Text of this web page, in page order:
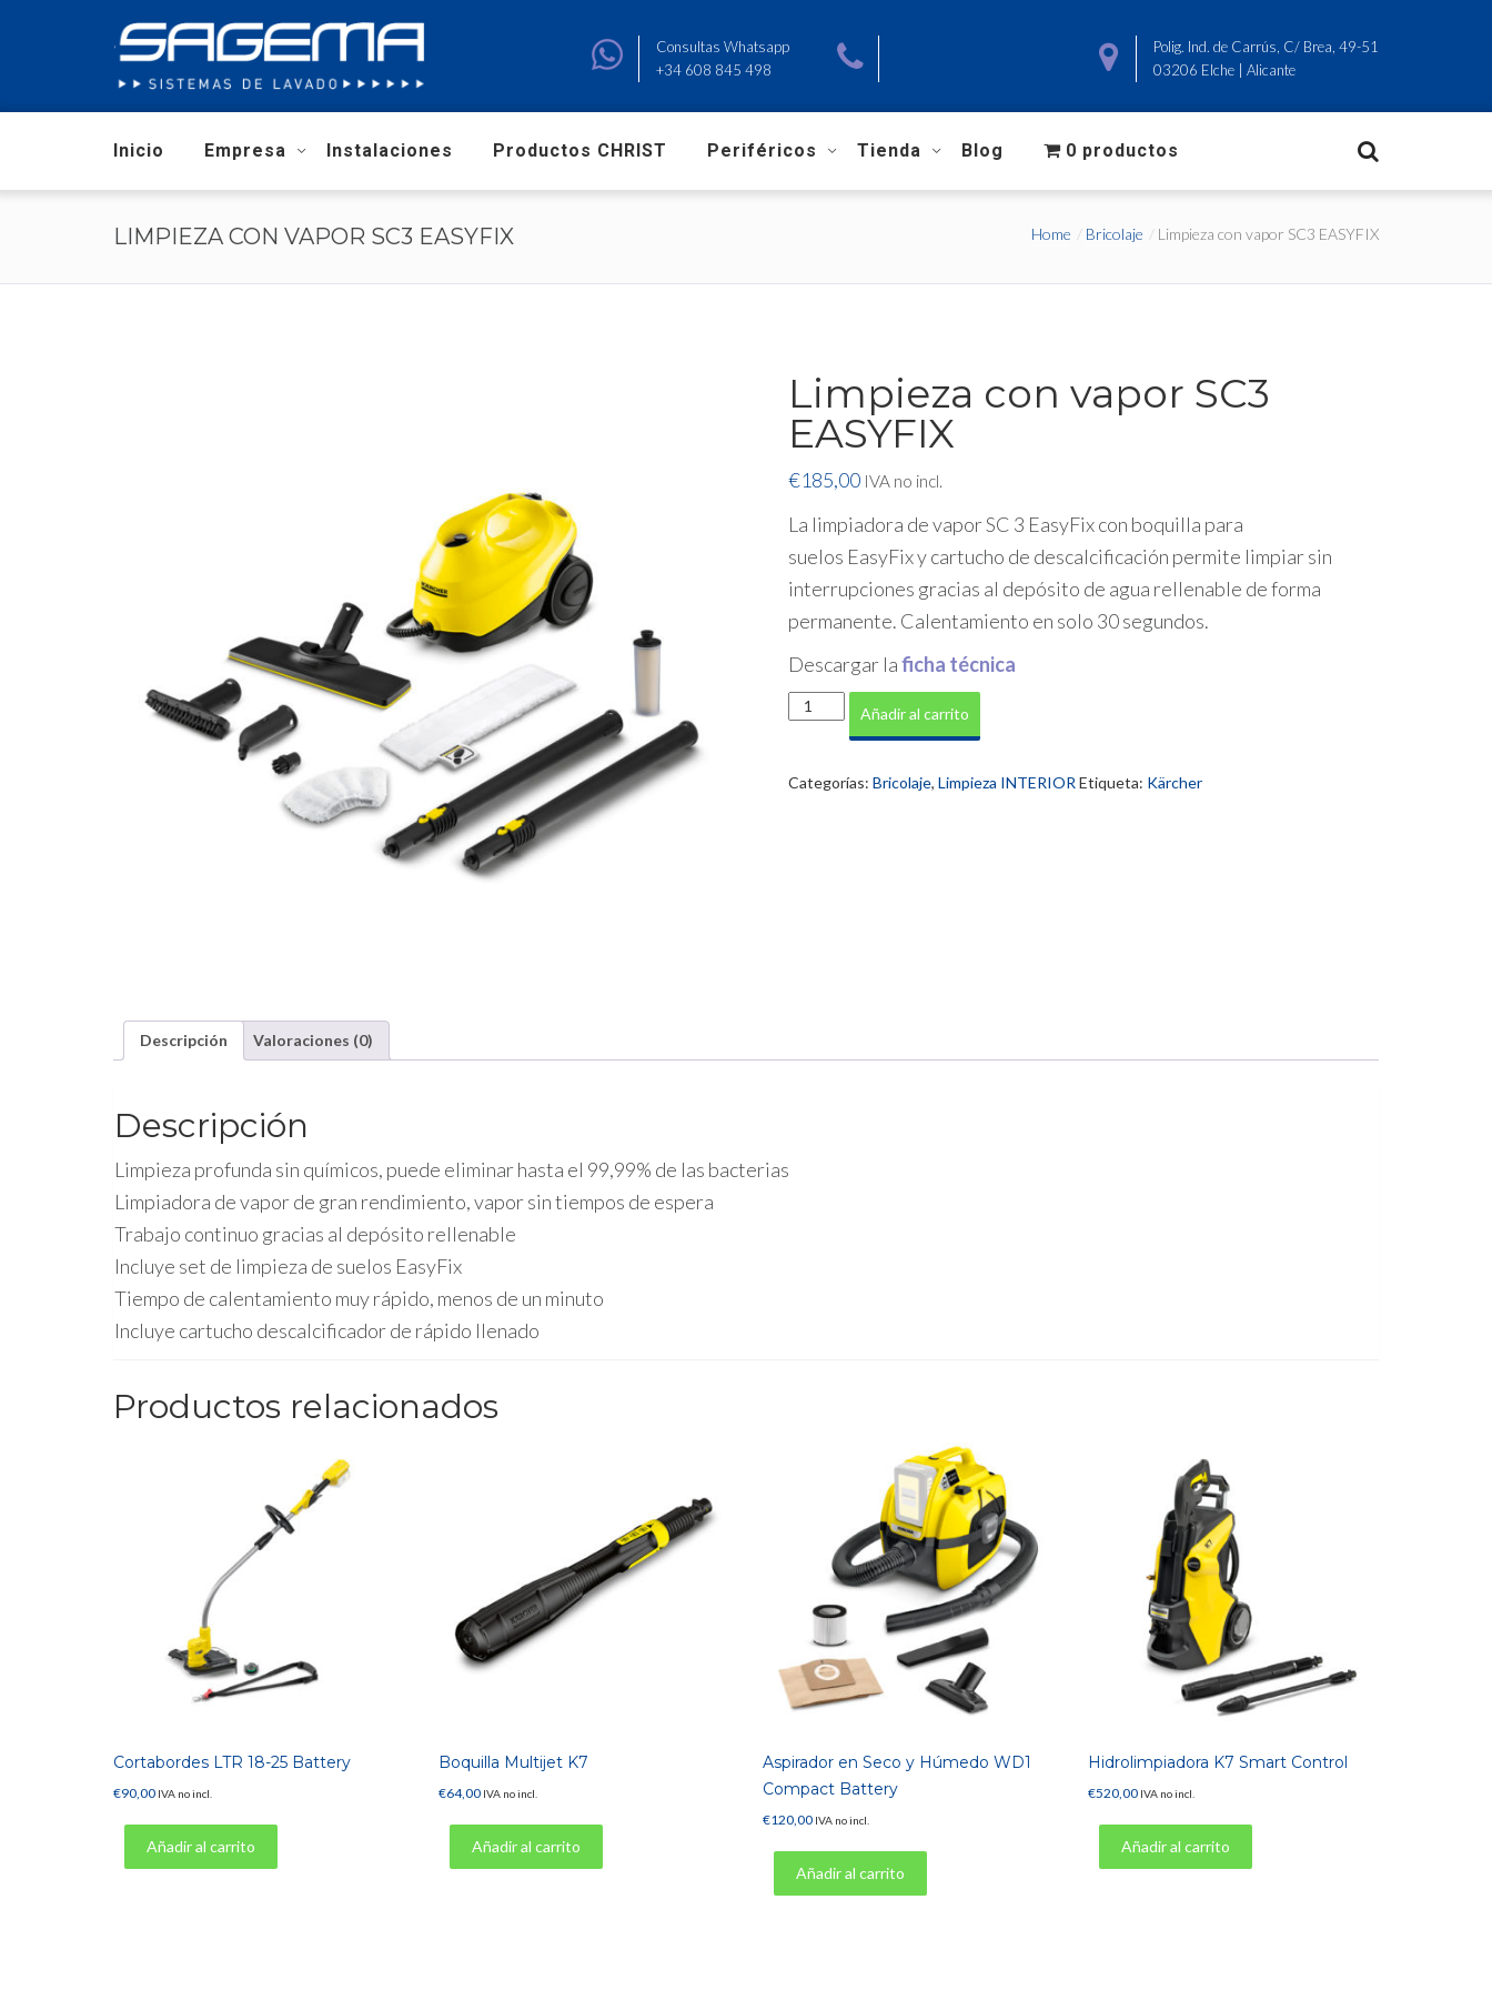
Consultas Whatsapp
+34 608 845 498
Polig. Ind. de Carrús, C/ Brea, 49-51
03206 Elche | Alicante
Inicio Empresa Instalaciones Productos CHRIST Periféricos Tienda Blog 0 productos
LIMPIEZA CON VAPOR SC3 EASYFIX Home Bricolaje Limpieza con vapor SC3 EASYFIX
Limpieza con vapor SC3
EASYFIX
€185,00 IVA no incl.
La limpiadora de vapor SC 3 EasyFixcon boquilla para
suelos EasyFixy cartucho de descalcificación permite limpiar sin
interrupciones gracias al depósito de agua rellenable de forma
permanente. Calentamiento en solo 30 segundos.
Descargar laficha técnica
Limpieza
con
EASYFIX
Añadir al carrito
Categorías:Bricolaje,Limpieza INTERIOR Etiqueta: Kärcher
Descripción Valoraciones (0)
Descripción
Limpieza profunda sin químicos, puede eliminar hasta el 99,99% de las bacterias
Limpiadora de vapor de gran rendimiento, vapor sin tiempos de espera
Trabajo continuo gracias al depósito rellenable
Incluye set de limpieza de suelos EasyFix
Tiempo de calentamiento muy rápido, menos de un minuto
Incluye cartucho descalcificador de rápido llenado
Productos relacionados
Cortabordes LTR 18-25 Battery
€90,00 IVA no incl.
Añadir al carrito
Boquilla Multijet K7
€64,00 IVA no incl.
Añadir al carrito
Aspirador en Seco y Húmedo WD1
Compact Battery
€120,00 IVA no incl.
Añadir al carrito
Hidrolimpiadora K7 Smart Control
€520,00 IVA no incl.
Añadir al carrito